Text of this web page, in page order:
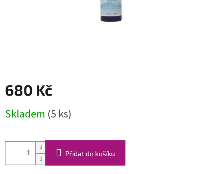
680 Kč
cena:
Skladem (5 ks)
Přidat do košíku